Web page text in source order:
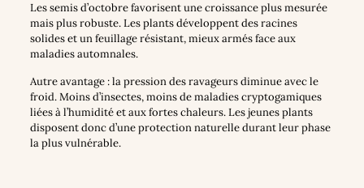
Les semis d’octobre favorisent une croissance plus mesurée
mais plus robuste. Les plants développent des racines
solides et un feuillage résistant, mieux armés face aux
maladies automnales.
Autre avantage : la pression des ravageurs diminue avec le
froid. Moins d’insectes, moins de maladies cryptogamiques
liées à l’humidité et aux fortes chaleurs. Les jeunes plants
disposent donc d’une protection naturelle durant leur phase
la plus vulnérable.